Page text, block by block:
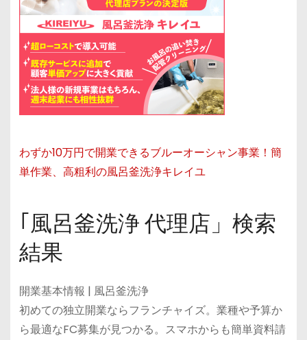
わずか10万円で開業できるブルーオーシャン事業！簡
単作業、高粗利の風呂釜洗浄キレイユ
｢風呂釜洗浄 代理店」検索
結果
開業基本情報 | 風呂釜洗浄
初めての独立開業ならフランチャイズ。業種や予算か
ら最適なFC募集が見つかる。スマホからも簡単資料請